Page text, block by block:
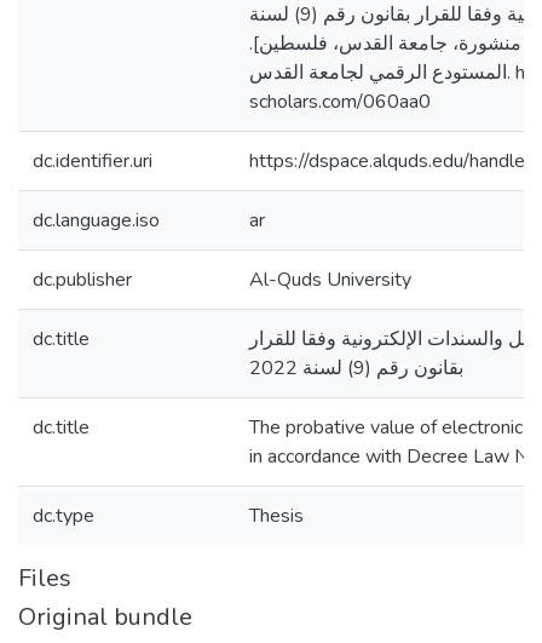
والسندات الإلكترونية وفقا للقرار بقانون رقم (9) لسنة
منشورة، جامعة القدس، فلسطين].
المستودع الرقمي لجامعة القدس. https://arab-
scholars.com/060aa0
dc.identifier.uri https://dspace.alquds.edu/
dc.language.iso ar
dc.publisher Al-Quds University
dc.title
والسندات الإلكترونية وفقا للقرار
بقانون رقم (9) لسنة 2022
dc.title
The probative value of electronic
in accordance with Decree Law
dc.type Thesis
Files
Original bundle